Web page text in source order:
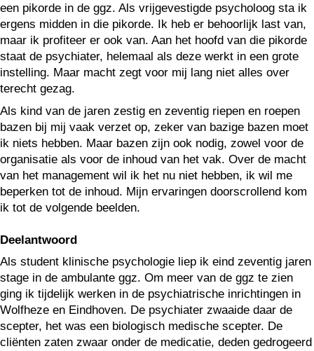
een pikorde in de ggz. Als vrijgevestigde psycholoog sta ik
ergens midden in die pikorde. Ik heb er behoorlijk last van,
maar ik profiteer er ook van. Aan het hoofd van die pikorde
staat de psychiater, helemaal als deze werkt in een grote
instelling. Maar macht zegt voor mij lang niet alles over
terecht gezag.
Als kind van de jaren zestig en zeventig riepen en roepen
bazen bij mij vaak verzet op, zeker van bazige bazen moet
ik niets hebben. Maar bazen zijn ook nodig, zowel voor de
organisatie als voor de inhoud van het vak. Over de macht
van het management wil ik het nu niet hebben, ik wil me
beperken tot de inhoud. Mijn ervaringen doorscrollend kom
ik tot de volgende beelden.
Deelantwoord
Als student klinische psychologie liep ik eind zeventig jaren
stage in de ambulante ggz. Om meer van de ggz te zien
ging ik tijdelijk werken in de psychiatrische inrichtingen in
Wolfheze en Eindhoven. De psychiater zwaaide daar de
scepter, het was een biologisch medische scepter. De
cliënten zaten zwaar onder de medicatie, deden gedrogeerd